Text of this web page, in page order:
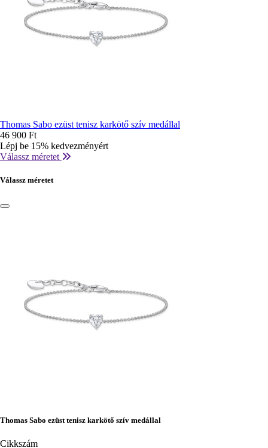
Thomas Sabo ezüst tenisz karkötő szív medállal
46 900 Ft
Lépj be 15% kedvezményért
Válassz méretet
Válassz méretet
Thomas Sabo ezüst tenisz karkötő szív medállal
Cikkszám